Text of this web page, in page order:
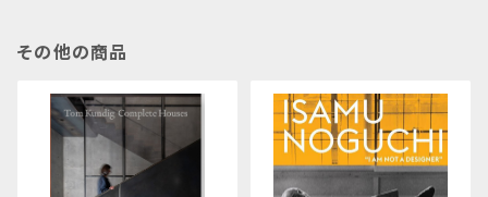
その他の商品